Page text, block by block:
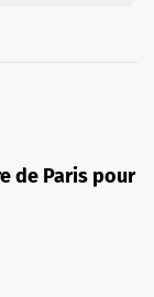
de Paris pour